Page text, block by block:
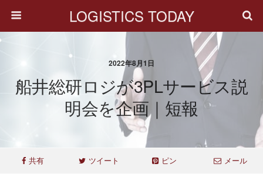
LOGISTICS TODAY
2022年8月1日
船井総研ロジが3PLサービス説
明会を企画｜短報
共有 ツイート ピン メール